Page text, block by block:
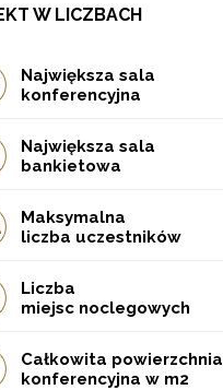
W LICZBACH
Największa sala
konferencyjna
Największa sala
bankietowa
Maksymalna
liczba uczestników
Liczba
miejsc noclegowych
Całkowita powierzchnia
konferencyjna w m2